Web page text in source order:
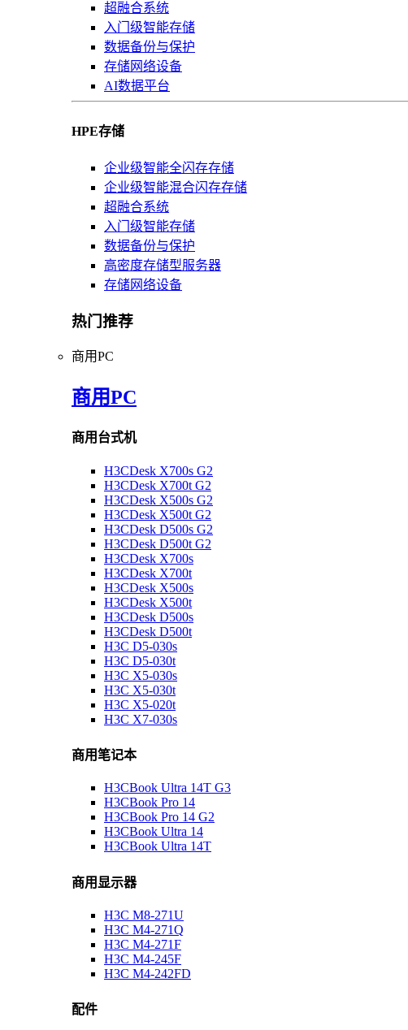
超融合系统
入门级智能存储
数据备份与保护
存储网络设备
AI数据平台
HPE存储
企业级智能全闪存存储
企业级智能混合闪存存储
超融合系统
入门级智能存储
数据备份与保护
高密度存储型服务器
存储网络设备
热门推荐
商用PC
商用PC
商用台式机
H3CDesk X700s G2
H3CDesk X700t G2
H3CDesk X500s G2
H3CDesk X500t G2
H3CDesk D500s G2
H3CDesk D500t G2
H3CDesk X700s
H3CDesk X700t
H3CDesk X500s
H3CDesk X500t
H3CDesk D500s
H3CDesk D500t
H3C D5-030s
H3C D5-030t
H3C X5-030s
H3C X5-030t
H3C X5-020t
H3C X7-030s
商用笔记本
H3CBook Ultra 14T G3
H3CBook Pro 14
H3CBook Pro 14 G2
H3CBook Ultra 14
H3CBook Ultra 14T
商用显示器
H3C M8-271U
H3C M4-271Q
H3C M4-271F
H3C M4-245F
H3C M4-242FD
配件